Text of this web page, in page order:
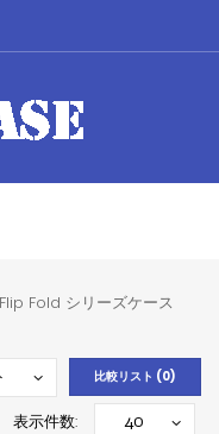
Fold シリーズケース
比較リスト (0)
表示件数: